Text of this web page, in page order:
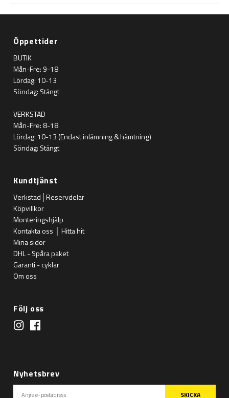
Öppettider
BUTIK
Mån-Fre: 9-18
Lördag: 10-13
Söndag: Stängt
VERKSTAD
Mån-Fre: 8-18
Lördag: 10-13 (Endast inlämning & hämtning)
Söndag: Stängt
Kundtjänst
Verkstad│Reservdelar
Köpvillkor
Monteringshjälp
Kontakta oss │ Hitta hit
Mina sidor
DHL - Spåra paket
Garanti - cyklar
Om oss
Följ oss
Nyhetsbrev
SKICKA